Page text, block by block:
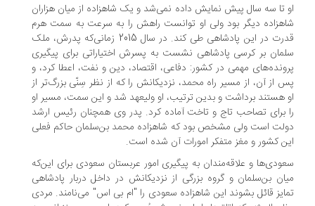
تا سه سال پیش نمایش داده نمی‌شد و یک شاهزاده از میان هزاران
دیگر بود ولی او توانست راهش را به سرعت به سمت هرم
قدرت در این پادشاهی طی کند. در سال 2015 زمانی‌که پدرش، ملک
بر کرسی پادشاهی نشست به پسرش اختیاراتی برای پیگیری
مهمی در کشور: دفاعی، اقتصاد، دین و نفت، اعطا کرد، و
از آن، از مسیر راه محمد، نزدیکانش را که از نظر سِنّی بزرگ‌تر از
هستند برداشت و بدین ترتیب، او ولیعهد شد و این سمت، مسیر او
برای تصاحب تاج و تاخت آماده کرد. پدر وی همچنان رئیس ارشد
است ولی مشخص بود که شاهزاده محمد بن‌سلمان حاکم فعلی
کشور و مغز متفکر امورات آن شده است.
و علاقه‌مندان به پیگیری امور عربستان سعودی برای این‌که
بن‌سلمان و گروه بزرگی از نزدیکانش در داخل دربار پادشاهی
قائل بشوند این شاهزاده سعودی را "ام بی اس" می‌نامند. مردی